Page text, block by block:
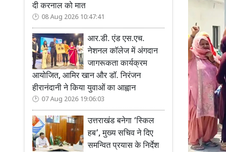
दी करनाल को मात
08 Aug 2026 10:47:41
आर.डी. एंड एस.एच.
नेशनल कॉलेज में अंगदान
जागरूकता कार्यक्रम
आयोजित, आमिर खान और डॉ. निरंजन
हीरानंदानी ने किया युवाओं का आह्वान
07 Aug 2026 19:06:03
उत्तराखंड बनेगा ‘स्किल
हब’, मुख्य सचिव ने दिए
समन्वित प्रयास के निर्देश